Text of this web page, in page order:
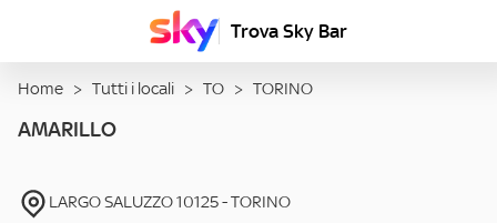
Trova Sky Bar
Home > Tutti i locali > TO > TORINO
AMARILLO
LARGO SALUZZO10125-TORINO